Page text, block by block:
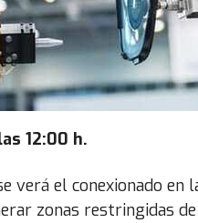
12:00 h.
verá el conexionado
zonas restringidas